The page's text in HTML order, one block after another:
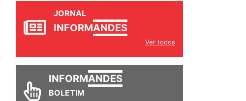
JORNAL
INFORMANDES
Ver todos
INFORMANDES
BOLETIM